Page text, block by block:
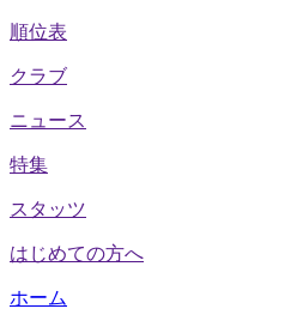
順位表
クラブ
ニュース
特集
スタッツ
はじめての方へ
ホーム